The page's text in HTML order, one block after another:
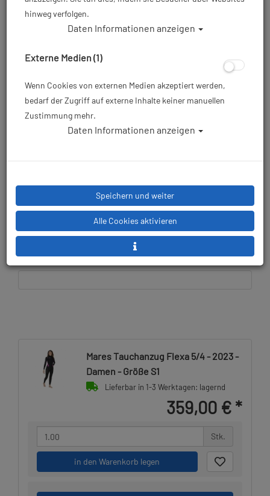
Damen
Dieser Artikel ist mit anderen Rabattaktionen nicht
kombinierbar
ab359,00 €*
Herstellerpreis: 449,00 €
Mares Tauchanzug Flexa 5/4 - 2023 -
Damen - Größe S1
Lieferbar in 1-3 Werktagen: lagernd
359,00 € *
Stk.
in den Warenkorb legen
hinweg verfolgen.
Daten Informationen anzeigen
Externe Medien (1)
Wenn Cookies von externen Medien akzeptiert werden,
bedarf der Zugriff auf externe Inhalte keiner manuellen
Zustimmung mehr.
Daten Informationen anzeigen
Speichern und weiter
Alle Cookies aktivieren